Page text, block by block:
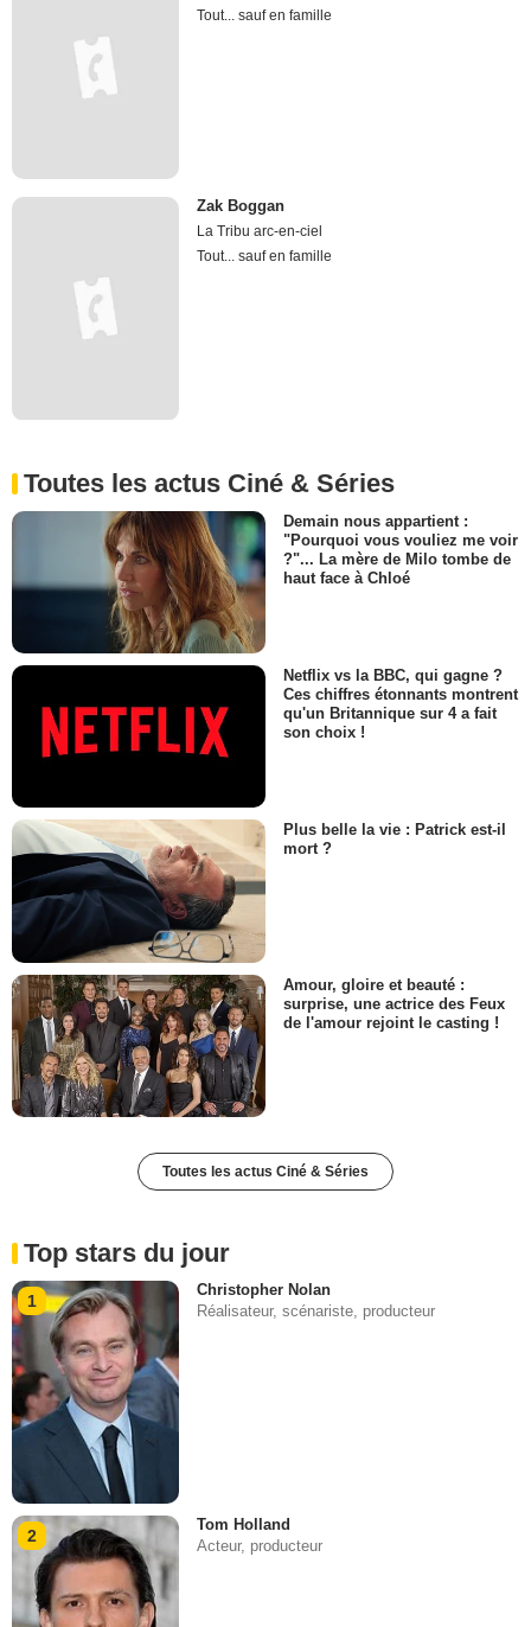
Tout... sauf en famille
Zak Boggan
La Tribu arc-en-ciel
Tout... sauf en famille
Toutes les actus Ciné & Séries
Demain nous appartient :
"Pourquoi vous vouliez me voir
?"... La mère de Milo tombe de
haut face à Chloé
Netflix vs la BBC, qui gagne ?
Ces chiffres étonnants montrent
qu'un Britannique sur 4 a fait
son choix !
Plus belle la vie : Patrick est-il
mort ?
Amour, gloire et beauté :
surprise, une actrice des Feux
de l'amour rejoint le casting !
Toutes les actus Ciné & Séries
Top stars du jour
1
Christopher Nolan
Réalisateur, scénariste, producteur
2
Tom Holland
Acteur, producteur